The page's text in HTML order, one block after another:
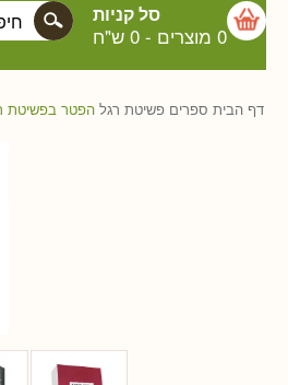
סל קניות
0 מוצרים - 0 ש"ח
דף הבית ספרים פשיטת רגל הפטר בפשיטת